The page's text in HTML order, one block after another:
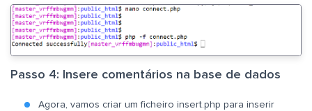
Passo 4: Insere comentários na base de dados
Agora, vamos criar um ficheiro insert.php para inserir